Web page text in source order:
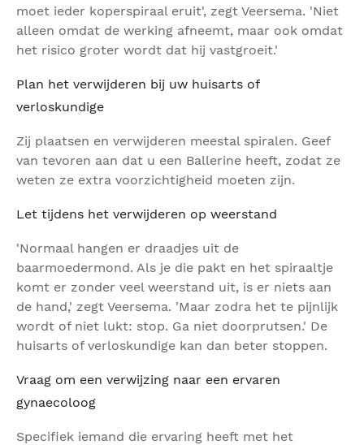
moet ieder koperspiraal eruit', zegt Veersema. 'Niet
alleen omdat de werking afneemt, maar ook omdat
het risico groter wordt dat hij vastgroeit.'
Plan het verwijderen bij uw huisarts of
verloskundige
Zij plaatsen en verwijderen meestal spiralen. Geef
van tevoren aan dat u een Ballerine heeft, zodat ze
weten ze extra voorzichtigheid moeten zijn.
Let tijdens het verwijderen op weerstand
'Normaal hangen er draadjes uit de
baarmoedermond. Als je die pakt en het spiraaltje
komt er zonder veel weerstand uit, is er niets aan
de hand,' zegt Veersema. 'Maar zodra het te pijnlijk
wordt of niet lukt: stop. Ga niet doorprutsen.' De
huisarts of verloskundige kan dan beter stoppen.
Vraag om een verwijzing naar een ervaren
gynaecoloog
Specifiek iemand die ervaring heeft met het